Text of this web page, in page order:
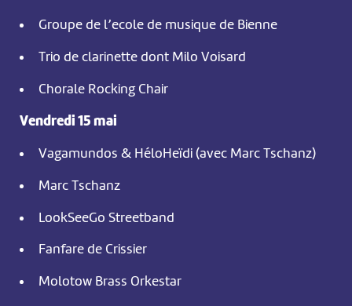
Groupe de l’ecole de musique de Bienne
Trio de clarinette dont Milo Voisard
Chorale Rocking Chair
Vendredi 15 mai
Vagamundos & HéloHeïdi (avec Marc Tschanz)
Marc Tschanz
LookSeeGo Streetband
Fanfare de Crissier
Molotow Brass Orkestar